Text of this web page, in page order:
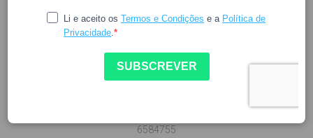
BIODERMA SEBIUM H20
6584755